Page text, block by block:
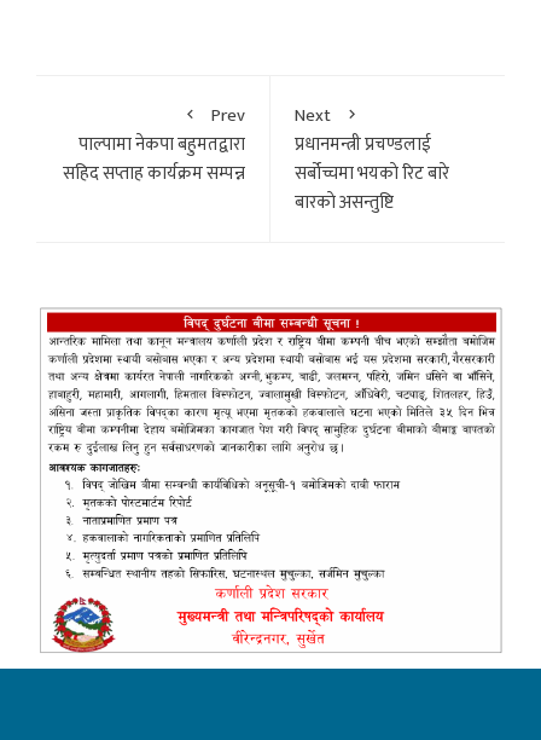
Prev
पाल्पामा नेकपा बहुमतद्वारा
सहिद सप्ताह कार्यक्रम सम्पन्न
Next
प्रधानमन्त्री प्रचण्डलाई
सर्बोच्चमा भयकाे रिट बारे
बारकाे असन्तुष्टि